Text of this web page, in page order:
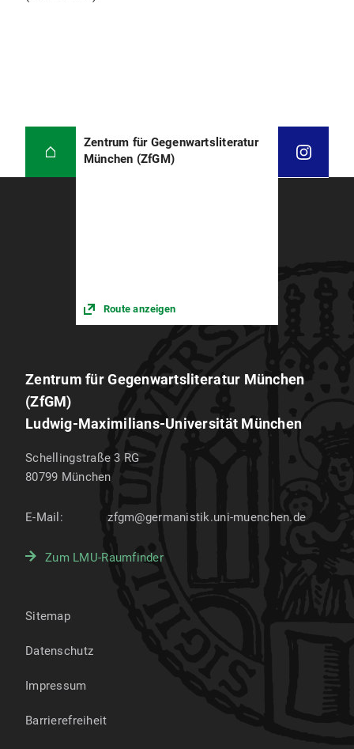
Zentrum für Gegenwartsliteratur
München (ZfGM)
Route anzeigen
Zentrum für Gegenwartsliteratur München
(ZfGM)
Ludwig-Maximilians-Universität München
Schellingstraße 3 RG
80799 München
E-Mail: zfgm@germanistik.uni-muenchen.de
Zum LMU-Raumfinder
Sitemap
Datenschutz
Impressum
Barrierefreiheit